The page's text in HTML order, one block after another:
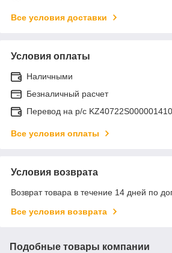
Все условия доставки
Условия оплаты
Наличными
Безналичный расчет
Перевод на р/с
Все условия оплаты
Условия возврата
Возврат товара в течение 14 дней по
Все условия возврата
Подобные товары компании